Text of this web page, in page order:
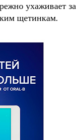
ухаживает за
щетинкам.